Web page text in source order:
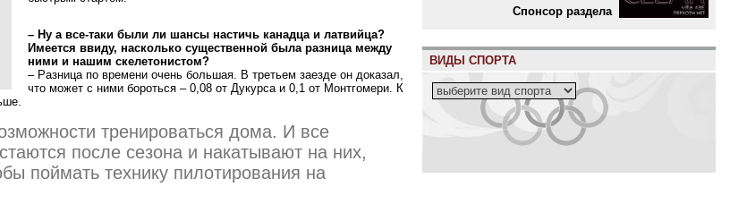
– Ну а все-таки были ли шансы настичь канадца и латвийца?
Имеется ввиду, насколько существенной была разница между
ними и нашим скелетонистом?
– Разница по времени очень большая. В третьем заезде он доказал,
что может с ними бороться – 0,08 от Дукурса и 0,1 от Монтгомери. К
тренироваться дома. И все
после сезона и накатывают на них,
поймать технику пилотирования на
Cпонсор раздела
ВИДЫ СПОРТА